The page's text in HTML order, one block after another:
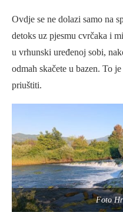
Ovdje se ne dolazi samo na
detoks uz pjesmu cvrčaka i
u vrhunski uređenoj sobi,
odmah skačete u bazen. To
priuštiti.
Foto